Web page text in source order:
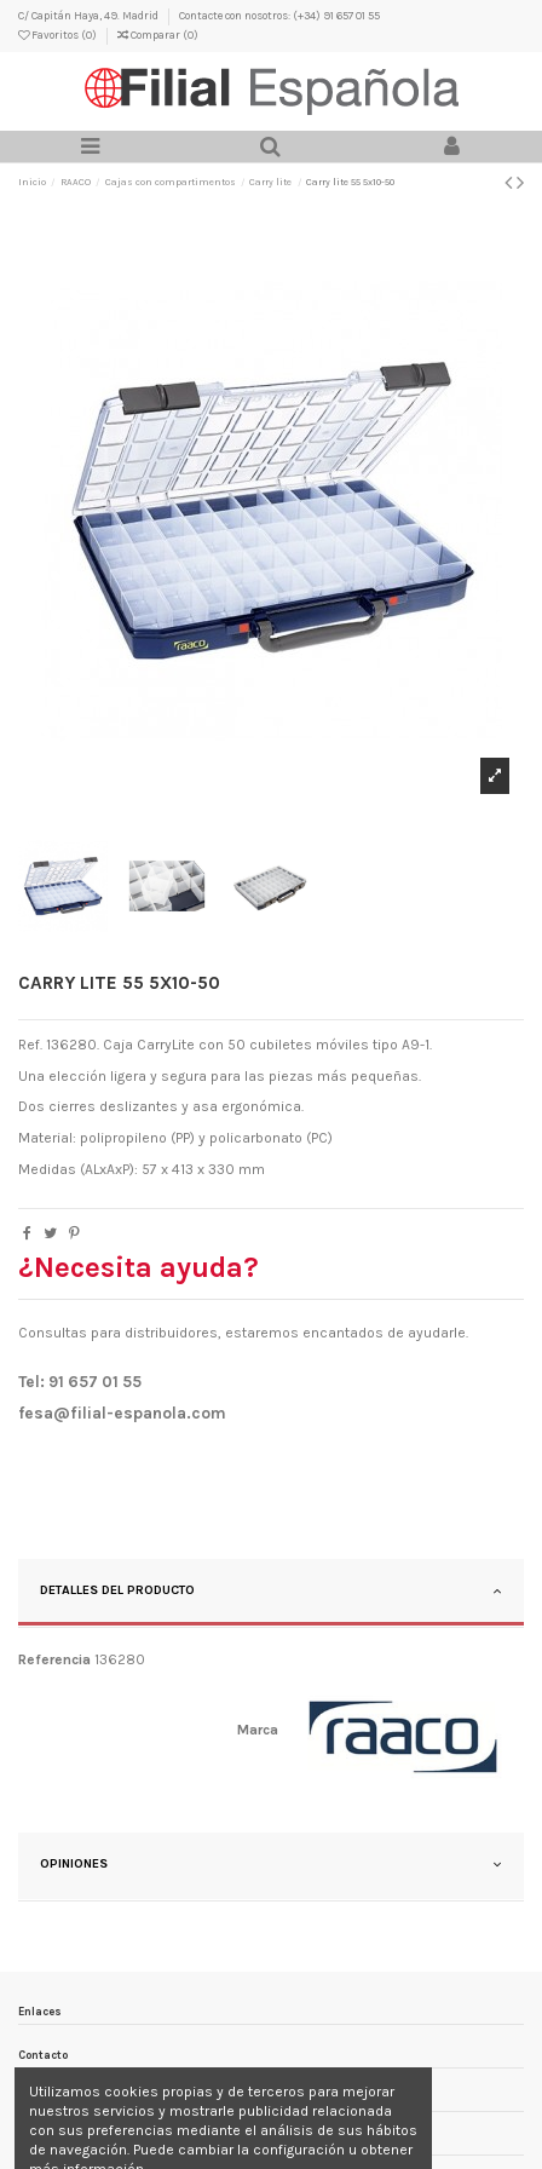
C/ Capitán Haya, 49. Madrid
Contacte con nosotros: (+34) 91 657 01 55
Favoritos (0) Comparar (0)
Inicio RAACO Cajas con compartimentos Carry lite Carry lite 55 5x10-50
CARRY LITE 55 5X10-50
Ref. 136280. Caja CarryLite con 50 cubiletes móviles tipo A9-1.
Una elección ligera y segura para las piezas más pequeñas.
Dos cierres deslizantes y asa ergonómica.
Material: polipropileno (PP) y policarbonato (PC)
Medidas (ALxAxP): 57 x 413 x 330 mm
¿Necesita ayuda?
Consultas para distribuidores, estaremos encantados de ayudarle.
Tel: 91 657 01 55
fesa@filial-espanola.com
DETALLES DEL PRODUCTO
Marca
Referencia 136280
OPINIONES
Enlaces
Contacto
Follow us
Newsletter
Utilizamos cookies propias y de terceros para mejorar
nuestros servicios y mostrarle publicidad relacionada
con sus preferencias mediante el análisis de sus hábitos
de navegación. Puede cambiar la configuración u obtener